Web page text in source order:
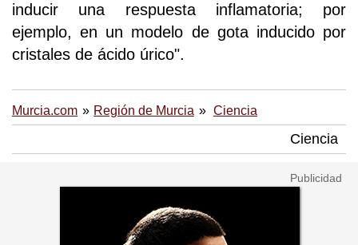
inducir una respuesta inflamatoria; por
ejemplo, en un modelo de gota inducido por
cristales de ácido úrico".
Murcia.com Región de Murcia Ciencia
Ciencia